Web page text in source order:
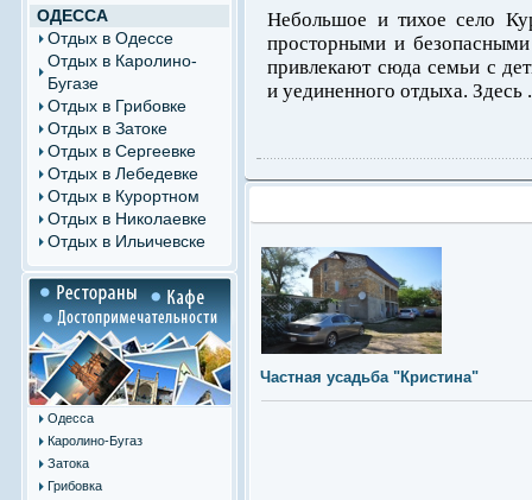
ОДЕССА
Отдых в Одессе
Отдых в Каролино-
Бугазе
Отдых в Грибовке
Отдых в Затоке
Отдых в Сергеевке
Отдых в Лебедевке
Отдых в Курортном
Отдых в Николаевке
Отдых в Ильичевске
Одесса
Каролино-Бугаз
Затока
Грибовка
Небольшое и тихое село
просторными и
привлекают сюда семьи с
и уединенного отдыха. Здесь
Частная усадьба "Кристина"